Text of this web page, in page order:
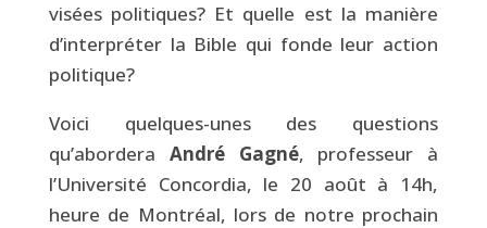
visées politiques? Et quelle est la manière
d’interpréter la Bible qui fonde leur action
politique?
Voici quelques-unes des questions
qu’abordera André Gagné, professeur à
l’Université Concordia, le 20 août à 14h,
heure de Montréal, lors de notre prochain